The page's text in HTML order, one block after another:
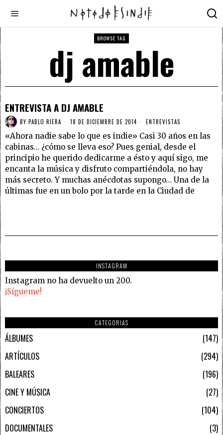
BROWSE TAG
dj amable
ENTREVISTA A DJ AMABLE
BY PABLO RIERA 18 DE DICIEMBRE DE 2014 ENTREVISTAS
«Ahora nadie sabe lo que es indie» Casi 30 años en las
cabinas… ¿cómo se lleva eso? Pues genial, desde el
principio he querido dedicarme a ésto y aquí sigo, me
encanta la música y disfruto compartiéndola, no hay
más secreto. Y muchas anécdotas supongo… Una de la
últimas fue en un bolo por la tarde en la Ciudad de
INSTAGRAM
Instagram no ha devuelto un 200.
¡Sígueme!
CATEGORIAS
ÁLBUMES
147
ARTÍCULOS
294
BALEARES
196
CINE Y MÚSICA
27
CONCIERTOS
104
DOCUMENTALES
3